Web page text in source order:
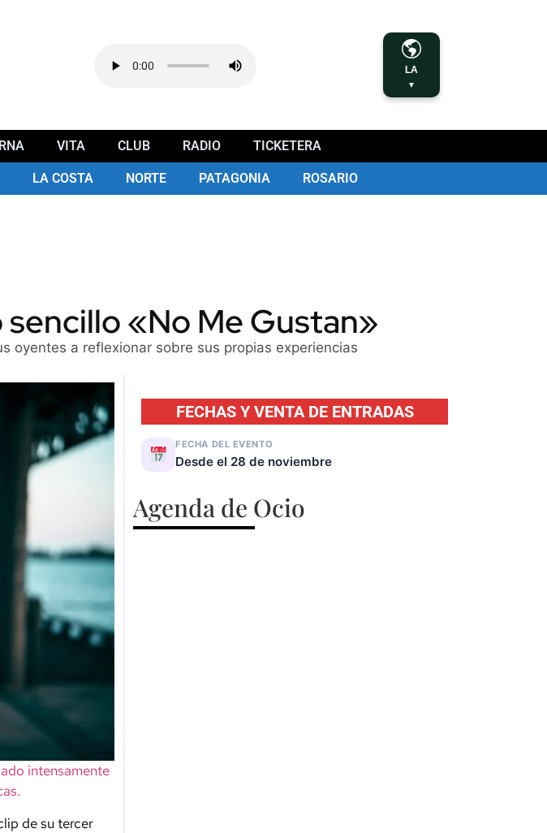
LA
▼
VITA CLUB RADIO TICKETERA
LA COSTA NORTE PATAGONIA ROSARIO
sencillo «No Me Gustan»
oyentes a reflexionar sobre sus propias experiencias
intensamente
de su tercer
FECHAS Y VENTA DE ENTRADAS
FECHA DEL EVENTO
Desde el 28 de noviembre
Agenda de Ocio